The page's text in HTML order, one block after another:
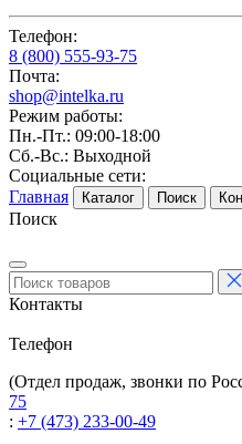
Телефон:
8 (800) 555-93-75
Почта:
shop@intelka.ru
Режим работы:
Пн.-Пт.: 09:00-18:00
Сб.-Вс.: Выходной
Социальные сети:
Главная
Каталог Поиск
Поиск
Контакты
Телефон
(Отдел продаж, звонки по
75
: +7 (473) 233-00-49